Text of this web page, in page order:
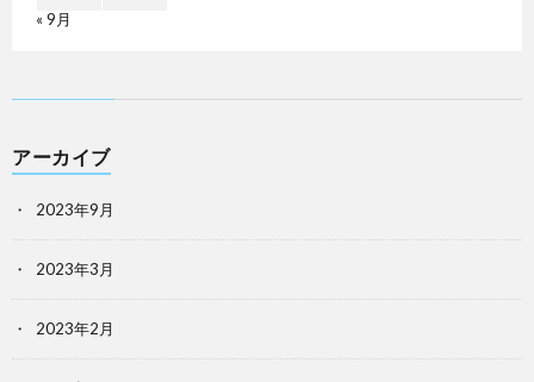
« 9月
アーカイブ
2023年9月
2023年3月
2023年2月